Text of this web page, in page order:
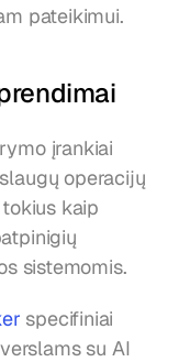
pateikimui.
įrankiai
operacijų
kaip
sistemomis.
specifiniai
su AI